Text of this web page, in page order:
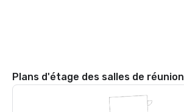
Plans d'étage des salles de réunion